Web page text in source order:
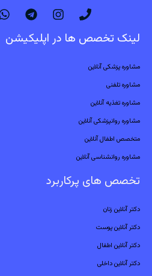
لینک تخصص ها در اپلیکیشن
مشاوره پزشکی آنلاین
مشاوره تلفنی
مشاوره تغذیه آنلاین
مشاوره روانپزشکی آنلاین
متخصص اطفال آنلاین
مشاوره روانشناسی آنلاین
تخصص های پرکاربرد
دکتر آنلاین زنان
دکتر آنلاین پوست
دکتر آنلاین اطفال
دکتر آنلاین داخلی